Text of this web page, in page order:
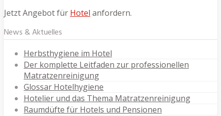
Jetzt Angebot für Hotel anfordern.
News & Aktuelles
Herbsthygiene im Hotel
Der komplette Leitfaden zur professionellen
Matratzenreinigung
Glossar Hotelhygiene
Hotelier und das Thema Matratzenreinigung
Raumdüfte für Hotels und Pensionen